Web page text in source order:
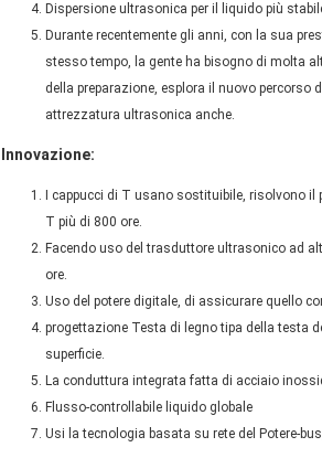
Dispersione ultrasonica per il liquido più
Durante recentemente gli anni, con la sua
stesso tempo, la gente ha bisogno di molta
della preparazione, esplora il nuovo percorso
attrezzatura ultrasonica anche.
Innovazione:
I cappucci di T usano sostituibile, risolvono
T più di 800 ore.
Facendo uso del trasduttore ultrasonico ad
ore.
Uso del potere digitale, di assicurare quello
progettazione Testa di legno tipa della testa
superficie.
La conduttura integrata fatta di acciaio
Flusso-controllabile liquido globale
Usi la tecnologia basata su rete del Potere-